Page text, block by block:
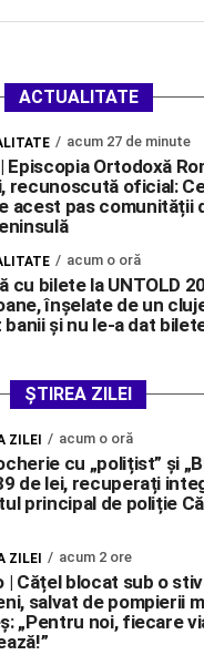
ACTUALITATE
acum 27 de minute
Episcopia Ortodoxă
recunoscută oficial:
acest pas comunității
acum o oră
cu bilete la UNTOLD
înșelate de un
banii și nu le-a dat
ȘTIREA ZILEI
ZILEI acum o oră
cu „polițist” și
de lei, recuperați
principal de poliție
ZILEI acum 2 ore
| Cățel blocat sub o
salvat de pompierii
„Pentru noi, fiecare